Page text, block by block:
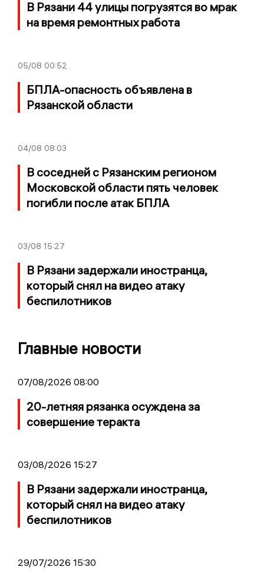
В Рязани 44 улицы погрузятся во мрак
на время ремонтных работа
05/08 00:52
БПЛА-опасность объявлена в
Рязанской области
04/08 08:03
В соседней с Рязанским регионом
Московской области пять человек
погибли после атак БПЛА
03/08 15:27
В Рязани задержали иностранца,
который снял на видео атаку
беспилотников
Главные новости
07/08/2026 08:00
20-летняя рязанка осуждена за
совершение теракта
03/08/2026 15:27
В Рязани задержали иностранца,
который снял на видео атаку
беспилотников
29/07/2026 15:30